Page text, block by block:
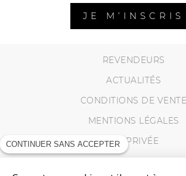
JE M’INSCRIS
REVENDEURS
ACTUALITÉS
CONDITIONS DE VENTE
MENTIONS LÉGALES
VIE PRIVÉE
CONTINUER SANS ACCEPTER